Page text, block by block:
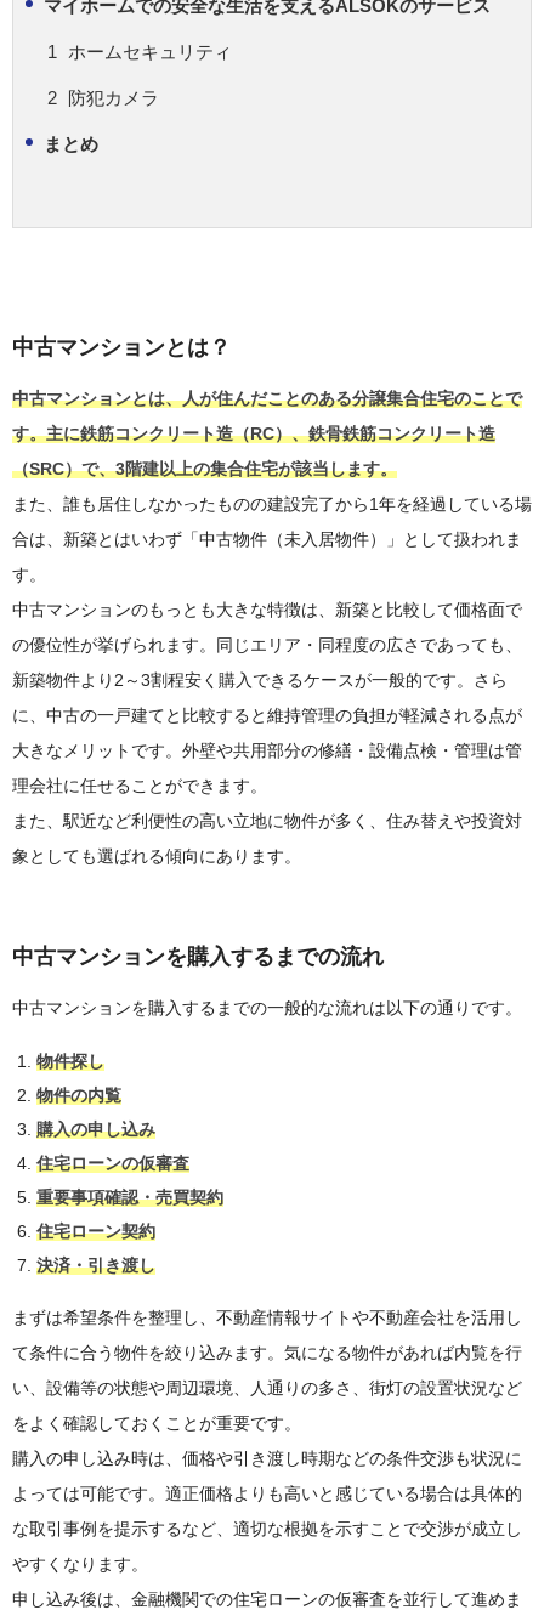
マイホームでの安全な生活を支えるALSOKのサービス
ホームセキュリティ
防犯カメラ
まとめ
中古マンションとは？
中古マンションとは、人が住んだことのある分譲集合住宅のことで
す。主に鉄筋コンクリート造（RC）、鉄骨鉄筋コンクリート造
（SRC）で、3階建以上の集合住宅が該当します。
また、誰も居住しなかったものの建設完了から1年を経過している場
合は、新築とはいわず「中古物件（未入居物件）」として扱われま
す。
中古マンションのもっとも大きな特徴は、新築と比較して価格面で
の優位性が挙げられます。同じエリア・同程度の広さであっても、
新築物件より2～3割程安く購入できるケースが一般的です。さら
に、中古の一戸建てと比較すると維持管理の負担が軽減される点が
大きなメリットです。外壁や共用部分の修繕・設備点検・管理は管
理会社に任せることができます。
また、駅近など利便性の高い立地に物件が多く、住み替えや投資対
象としても選ばれる傾向にあります。
中古マンションを購入するまでの流れ
中古マンションを購入するまでの一般的な流れは以下の通りです。
物件探し
物件の内覧
購入の申し込み
住宅ローンの仮審査
重要事項確認・売買契約
住宅ローン契約
決済・引き渡し
まずは希望条件を整理し、不動産情報サイトや不動産会社を活用し
て条件に合う物件を絞り込みます。気になる物件があれば内覧を行
い、設備等の状態や周辺環境、人通りの多さ、街灯の設置状況など
をよく確認しておくことが重要です。
購入の申し込み時は、価格や引き渡し時期などの条件交渉も状況に
よっては可能です。適正価格よりも高いと感じている場合は具体的
な取引事例を提示するなど、適切な根拠を示すことで交渉が成立し
やすくなります。
申し込み後は、金融機関での住宅ローンの仮審査を並行して進めま